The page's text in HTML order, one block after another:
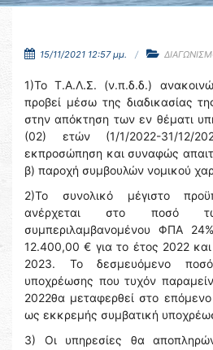
15/11/2021 12:57 μμ.
1)Το Τ.Α.Λ.Σ. (ν.π.δ.δ.)
προβεί μέσω της διαδικασίας
στην απόκτηση των εν θέματι
(02) ετών (1/1/2022-31/12/
εκπροσώπηση και συναφώς
β) παροχή συμβουλών νομικού
2)Το συνολικό μέγιστο
ανέρχεται στο ποσό
συμπεριλαμβανομένου ΦΠΑ
12.400,00 € για το έτος 2022
2023. Το δεσμευόμενο
υποχρέωσης που τυχόν
2022θα μεταφερθεί στο
ως εκκρεμής συμβατική
3) Οι υπηρεσίες θα